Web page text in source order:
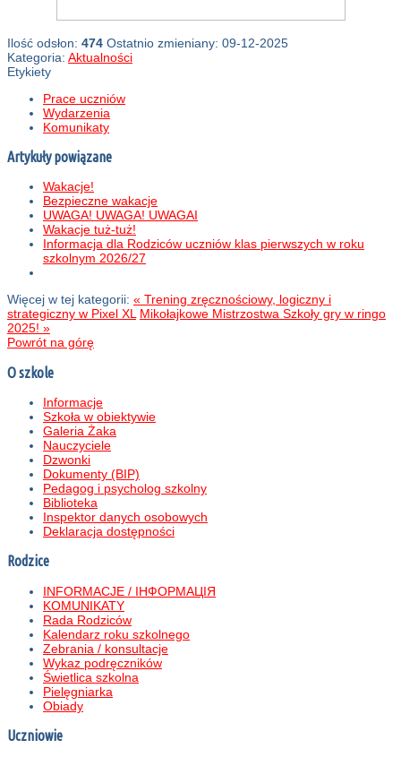
Ilość odsłon: 474 Ostatnio zmieniany: 09-12-2025
Kategoria: Aktualności
Etykiety
Prace uczniów
Wydarzenia
Komunikaty
Artykuły powiązane
Wakacje!
Bezpieczne wakacje
UWAGA! UWAGA! UWAGAI
Wakacje tuż-tuż!
Informacja dla Rodziców uczniów klas pierwszych w roku
szkolnym 2026/27
Więcej w tej kategorii: « Trening zręcznościowy, logiczny i
strategiczny w Pixel XL Mikołajkowe Mistrzostwa Szkoły gry w ringo
2025! »
Powrót na górę
O szkole
Informacje
Szkoła w obiektywie
Galeria Żaka
Nauczyciele
Dzwonki
Dokumenty (BIP)
Pedagog i psycholog szkolny
Biblioteka
Inspektor danych osobowych
Deklaracja dostępności
Rodzice
INFORMACJE / ІНФОРМАЦІЯ
KOMUNIKATY
Rada Rodziców
Kalendarz roku szkolnego
Zebrania / konsultacje
Wykaz podręczników
Świetlica szkolna
Pielęgniarka
Obiady
Uczniowie